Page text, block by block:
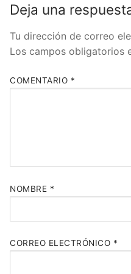
Deja una
Tu dirección de correo
Los campos obligatorios
COMENTARIO *
NOMBRE *
CORREO ELECTRÓNICO *